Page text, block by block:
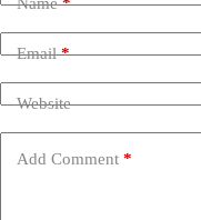
Name*
Email*
Website
Add Comment *